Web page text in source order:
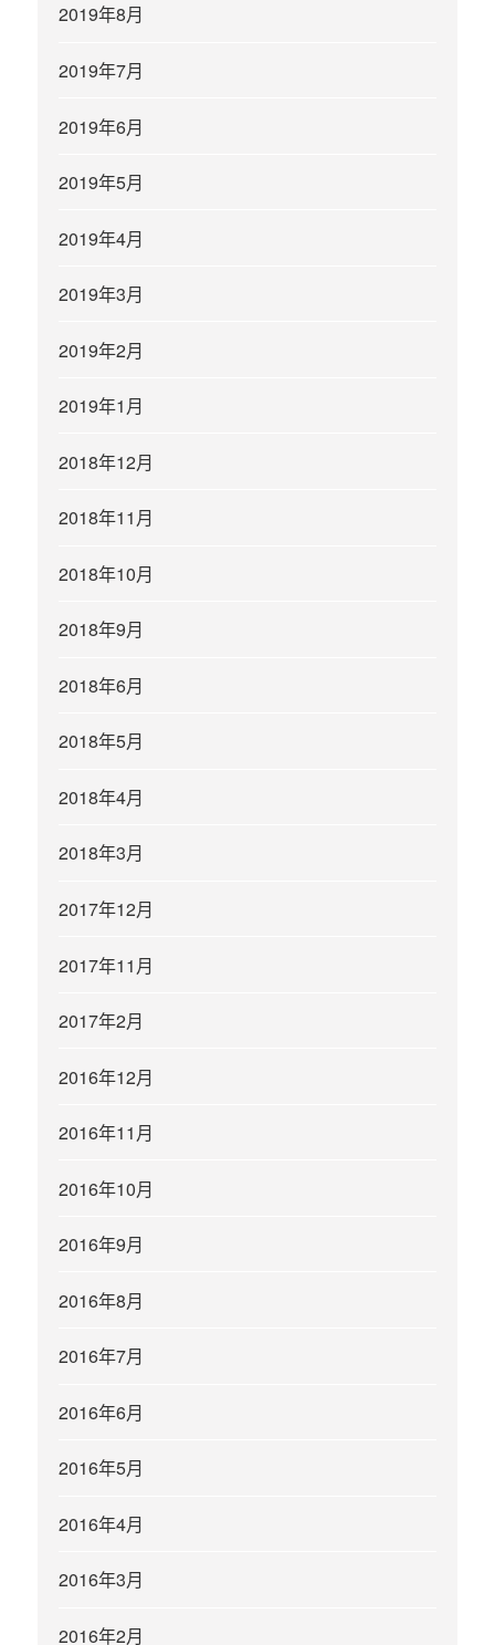
2019年8月
2019年7月
2019年6月
2019年5月
2019年4月
2019年3月
2019年2月
2019年1月
2018年12月
2018年11月
2018年10月
2018年9月
2018年6月
2018年5月
2018年4月
2018年3月
2017年12月
2017年11月
2017年2月
2016年12月
2016年11月
2016年10月
2016年9月
2016年8月
2016年7月
2016年6月
2016年5月
2016年4月
2016年3月
2016年2月